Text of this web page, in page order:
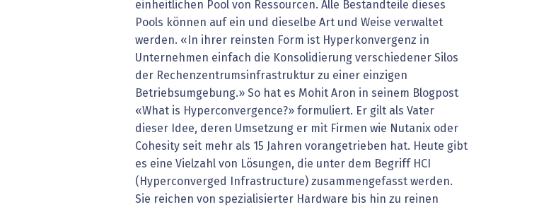
einheitlichen Pool von Ressourcen. Alle Bestandteile dieses
Pools können auf ein und dieselbe Art und Weise verwaltet
werden. «In ihrer reinsten Form ist Hyperkonvergenz in
Unternehmen einfach die Konsolidierung verschiedener Silos
der Rechenzentrumsinfrastruktur zu einer einzigen
Betriebsumgebung.» So hat es Mohit Aron in seinem Blogpost
«What is Hyperconvergence?» formuliert. Er gilt als Vater
dieser Idee, deren Umsetzung er mit Firmen wie Nutanix oder
Cohesity seit mehr als 15 Jahren vorangetrieben hat. Heute gibt
es eine Vielzahl von Lösungen, die unter dem Begriff HCI
(Hyperconverged Infrastructure) zusammengefasst werden.
Sie reichen von spezialisierter Hardware bis hin zu reinen